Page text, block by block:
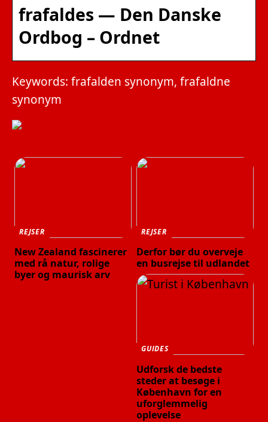
frafaldes — Den Danske
Ordbog – Ordnet
Keywords: frafalden synonym, frafaldne
synonym
REJSER
New Zealand fascinerer
med rå natur, rolige
byer og maurisk arv
REJSER
Derfor bør du overveje
en busrejse til udlandet
GUIDES
Udforsk de bedste
steder at besøge i
København for en
uforglemmelig
oplevelse